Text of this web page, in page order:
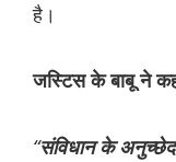
है।
जस्टिस के बाबू ने
“संविधान के